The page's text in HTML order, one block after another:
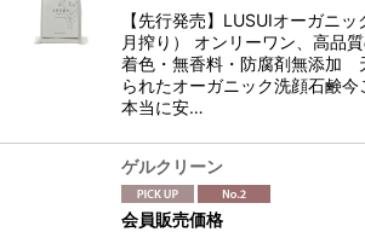
絞り込む
【先行発売】LUSUIオーガニ
月搾り） オンリーワン、高品
着色・無香料・防腐剤無添加
られたオーガニック洗顔石鹸
本当に安…
ゲルクリーン
会員販売価格